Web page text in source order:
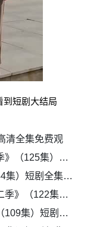
到短剧大结局
清全集免费观
《开局一个超市，我在古代爽翻了第三季》（125集）短剧全集免费观看
《我在现代开超市，养活古代将军》（44集）短剧全集免费高清看
《开局一个超市，我在古代爽翻了阿第二季》（122集）短剧免费全集高清看
《我在冷宫开超市，皇帝天天来蹭饭》（109集）短剧免费全集在线播